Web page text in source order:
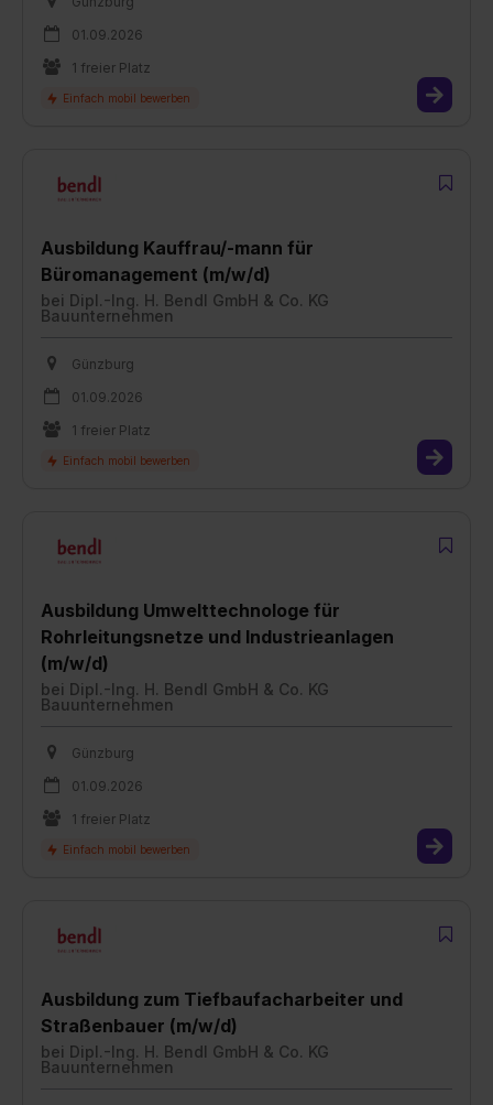
01.09.2026
1 freier Platz
Ausbildung Kauffrau/-mann für
Büromanagement (m/w/d)
bei Dipl.-Ing. H. Bendl GmbH & Co. KG
Bauunternehmen
Günzburg
01.09.2026
1 freier Platz
Ausbildung Umwelttechnologe für
Rohrleitungsnetze und Industrieanlagen
(m/w/d)
bei Dipl.-Ing. H. Bendl GmbH & Co. KG
Bauunternehmen
Günzburg
01.09.2026
1 freier Platz
Ausbildung zum Tiefbaufacharbeiter und
Straßenbauer (m/w/d)
bei Dipl.-Ing. H. Bendl GmbH & Co. KG
Bauunternehmen